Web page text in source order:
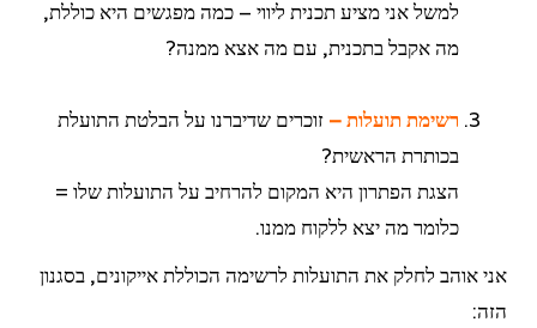
למשל אני מציע תכנית ליווי – כמה מפגשים היא כוללת,
מה אקבל בתכנית, עם מה אצא ממנה?
רשימת תועלות– זוכרים שדיברנו על הבלטת התועלת
בכותרת הראשית?
הצגת הפתרון היא המקום להרחיב על התועלות שלו =
כלומר מה יצא ללקוח ממנו.
אני אוהב לחלק את התועלות לרשימה הכוללת אייקונים, בסגנון
הזה: